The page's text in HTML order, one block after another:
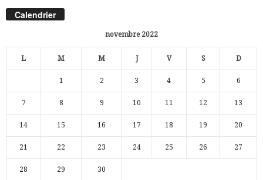
Calendrier
novembre 2022
L M M J V S D
1 2 3 4 5 6
7 8 9 10 11 12 13
14 15 16 17 18 19 20
21 22 23 24 25 26 27
28 29 30